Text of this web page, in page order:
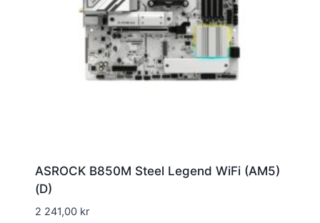
ASROCK B850M Steel Legend WiFi (AM5)
(D)
2 241,00 kr